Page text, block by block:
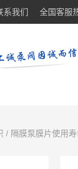
系我们 全国客服
/ 隔膜泵膜片使用